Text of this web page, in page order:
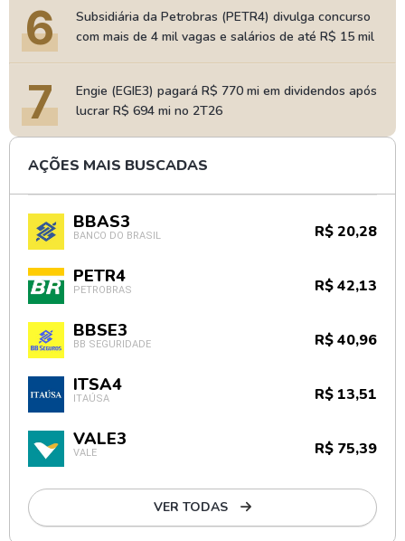
6
Subsidiária da Petrobras (PETR4) divulga concurso
com mais de 4 mil vagas e salários de até R$ 15 mil
7
Engie (EGIE3) pagará R$ 770 mi em dividendos após
lucrar R$ 694 mi no 2T26
AÇÕES MAIS BUSCADAS
BBAS3
BANCO DO BRASIL R$ 20,28
PETR4
PETROBRAS R$ 42,13
BBSE3
BB SEGURIDADE R$ 40,96
ITSA4
ITAÚSA R$ 13,51
VALE3
VALE R$ 75,39
VER TODAS